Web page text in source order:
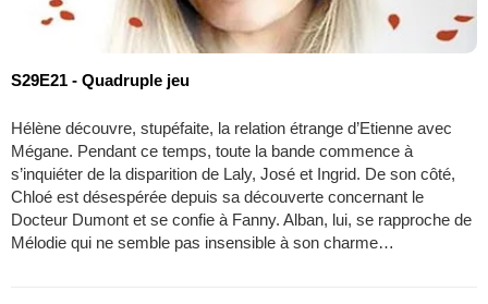
S29E21 - Quadruple jeu
Hélène découvre, stupéfaite, la relation étrange d’Etienne avec
Mégane. Pendant ce temps, toute la bande commence à
s’inquiéter de la disparition de Laly, José et Ingrid. De son côté,
Chloé est désespérée depuis sa découverte concernant le
Docteur Dumont et se confie à Fanny. Alban, lui, se rapproche de
Mélodie qui ne semble pas insensible à son charme…